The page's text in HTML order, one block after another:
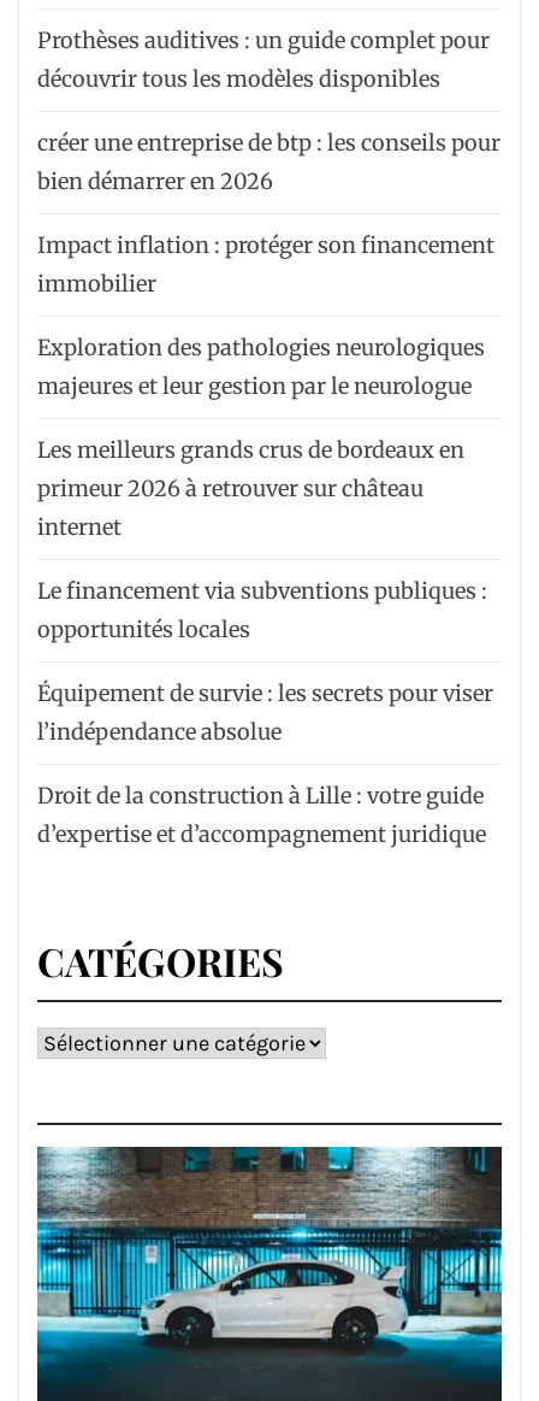
Prothèses auditives : un guide complet pour
découvrir tous les modèles disponibles
créer une entreprise de btp : les conseils pour
bien démarrer en 2026
Impact inflation : protéger son financement
immobilier
Exploration des pathologies neurologiques
majeures et leur gestion par le neurologue
Les meilleurs grands crus de bordeaux en
primeur 2026 à retrouver sur château
internet
Le financement via subventions publiques :
opportunités locales
Équipement de survie : les secrets pour viser
l’indépendance absolue
Droit de la construction à Lille : votre guide
d’expertise et d’accompagnement juridique
CATÉGORIES
Catégories